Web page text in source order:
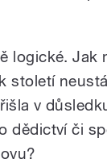
logické. Jak
století
v
dědictví či